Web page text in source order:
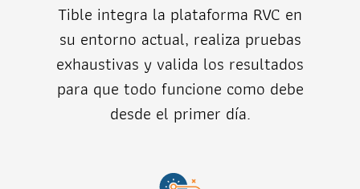
Tible integra la plataforma RVC en
su entorno actual, realiza pruebas
exhaustivas y valida los resultados
para que todo funcione como debe
desde el primer día.